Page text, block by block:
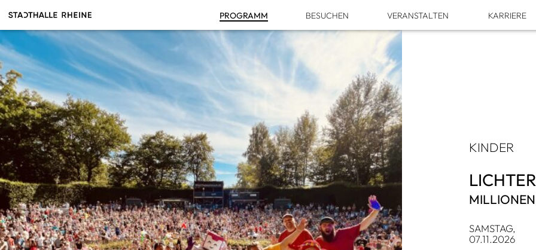
PRO­GRAMM BESU­CHEN VER­AN­STAL­TEN KAR­RIERE
KIN­DER
SAMS­TAG,
07.11.2026